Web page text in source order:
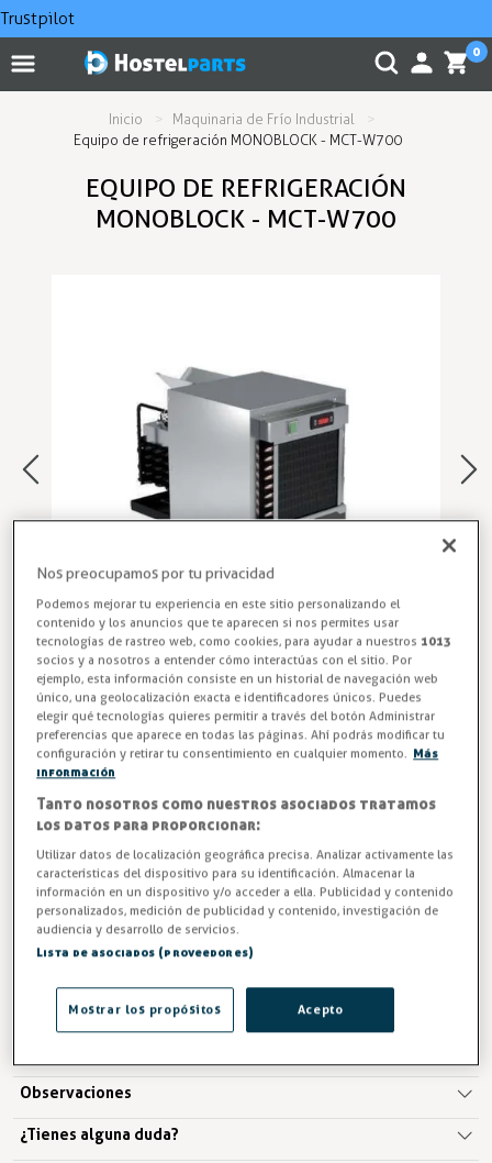
Trustpilot
0
Inicio
Maquinaria de Frío Industrial
Equipo de refrigeración MONOBLOCK - MCT-W700
EQUIPO DE REFRIGERACIÓN
MONOBLOCK - MCT-W700
Equipo de refrigeración comercial compacto MONOBLOCK
modelo MCT-W700
-3% AHORRA -33,28 €
1.131,18 € 1.164,46 €
IVA excl. 934,86€
AÑADIR A LA CESTA
Observaciones
¿Tienes alguna duda?
Nos preocupamos por tu privacidad
Podemos mejorar tu experiencia en este sitio personalizando el
contenido y los anuncios que te aparecen si nos permites usar
tecnologías de rastreo web, como cookies, para ayudar a nuestros 1013
socios y a nosotros a entender cómo interactúas con el sitio. Por
ejemplo, esta información consiste en un historial de navegación web
único, una geolocalización exacta e identificadores únicos. Puedes
elegir qué tecnologías quieres permitir a través del botón Administrar
preferencias que aparece en todas las páginas. Ahí podrás modificar tu
configuración y retirar tu consentimiento en cualquier momento. Más
información
Tanto nosotros como nuestros asociados tratamos
los datos para proporcionar:
Utilizar datos de localización geográfica precisa. Analizar activamente las
características del dispositivo para su identificación. Almacenar la
información en un dispositivo y/o acceder a ella. Publicidad y contenido
personalizados, medición de publicidad y contenido, investigación de
audiencia y desarrollo de servicios.
Lista de asociados (proveedores)
Acepto
Mostrar los propósitos